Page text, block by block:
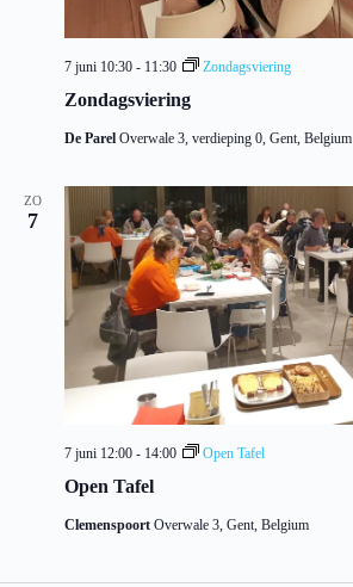
Zondagsviering
7 juni 10:30 - 11:30 Zondagsviering
De Parel Overwale 3, verdieping 0, Gent, Belgium
ZO
7
Open Tafel
7 juni 12:00 - 14:00 Open Tafel
Clemenspoort Overwale 3, Gent, Belgium